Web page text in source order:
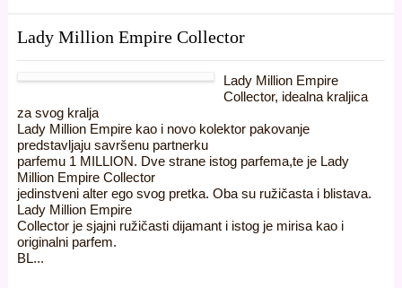
Lady Million Empire Collector
Lady Million Empire
Collector, idealna kraljica
za svog kralja
Lady Million Empire kao i novo kolektor pakovanje
predstavljaju savršenu partnerku
parfemu 1 MILLION. Dve strane istog parfema,te je Lady
Million Empire Collector
jedinstveni alter ego svog pretka. Oba su ružičasta i blistava.
Lady Million Empire
Collector je sjajni ružičasti dijamant i istog je mirisa kao i
originalni parfem.
BL...